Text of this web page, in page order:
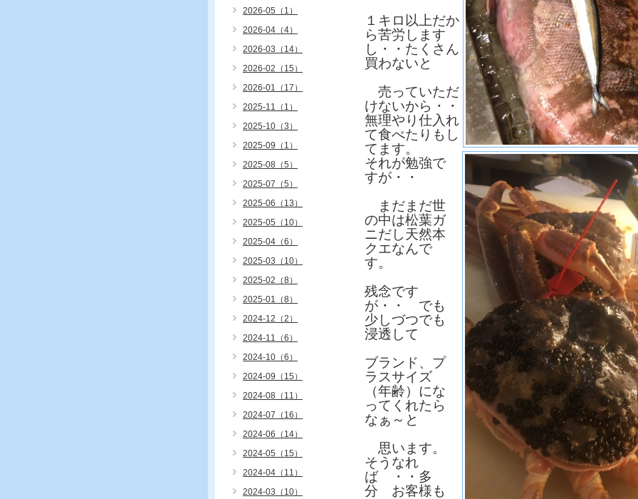
１キロ以上だか
ら苦労します
し・・たくさん
買わないと
売っていただ
けないから・・
無理やり仕入れ
て食べたりもし
てます。
それが勉強で
すが・・
まだまだ世
の中は松葉ガ
ニだし天然本
クエなんで
す。
残念です
が・・ でも
少しづつでも
浸透して
ブランド、プ
ラスサイズ
（年齢）にな
ってくれたら
なぁ～と
思います。
そうなれ
ば ・・多
分 お客様も
2026-05（1）
2026-04（4）
2026-03（14）
2026-02（15）
2026-01（17）
2025-11（1）
2025-10（3）
2025-09（1）
2025-08（5）
2025-07（5）
2025-06（13）
2025-05（10）
2025-04（6）
2025-03（10）
2025-02（8）
2025-01（8）
2024-12（2）
2024-11（6）
2024-10（6）
2024-09（15）
2024-08（11）
2024-07（16）
2024-06（14）
2024-05（15）
2024-04（11）
2024-03（10）